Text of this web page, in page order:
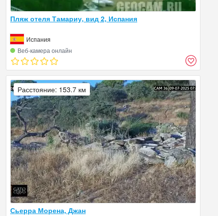
Пляж отеля Тамариу, вид 2, Испания
Испания
Веб‑камера онлайн
Сьерра Морена, Джан
Расстояние: 153.7 км